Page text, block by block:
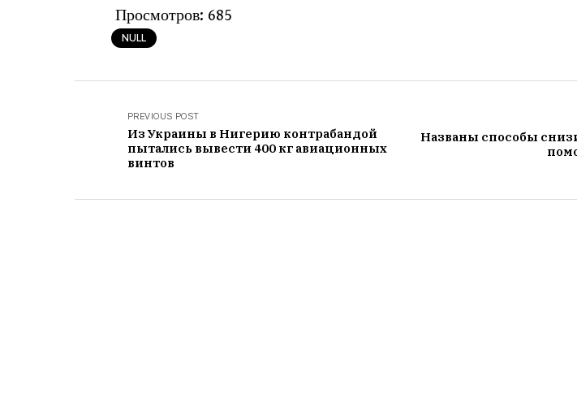
Просмотров: 685
NULL
PREVIOUS POST
Из Украины в Нигерию контрабандой
пытались вывести 400 кг авиационных
винтов
Названы способы